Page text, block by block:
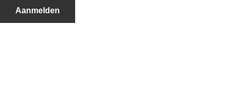
Aanmelden